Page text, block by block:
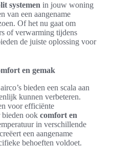
systemen in jouw woning
van een aangename
Of het nu gaat om
of verwarming tijdens
de juiste oplossing voor
en gemak
bieden een scala aan
kunnen verbeteren.
voor efficiënte
bieden ook comfort en
in verschillende
een aangename
behoeften voldoet.